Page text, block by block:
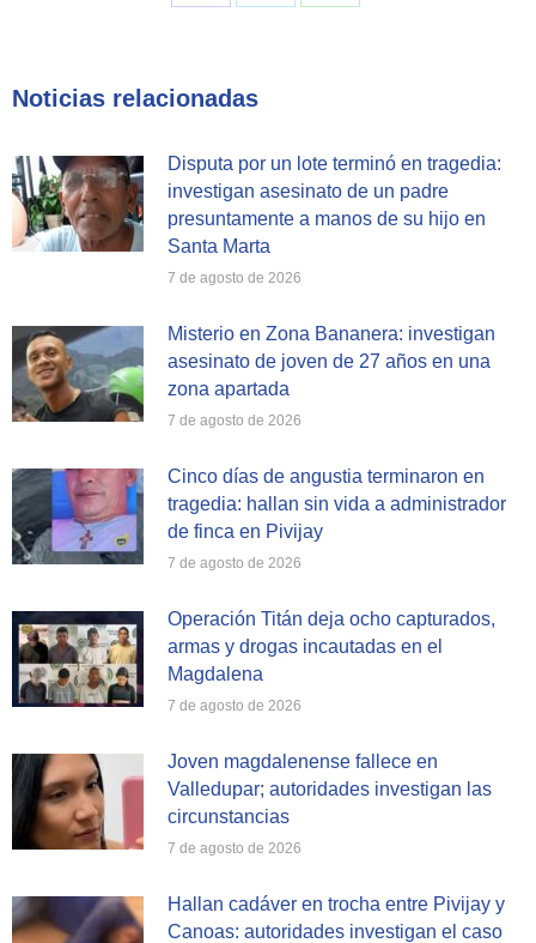
Share
Share
Share
Noticias relacionadas
Disputa por un lote terminó en tragedia:
investigan asesinato de un padre
presuntamente a manos de su hijo en
Santa Marta
7 de agosto de 2026
Misterio en Zona Bananera: investigan
asesinato de joven de 27 años en una
zona apartada
7 de agosto de 2026
Cinco días de angustia terminaron en
tragedia: hallan sin vida a administrador
de finca en Pivijay
7 de agosto de 2026
Operación Titán deja ocho capturados,
armas y drogas incautadas en el
Magdalena
7 de agosto de 2026
Joven magdalenense fallece en
Valledupar; autoridades investigan las
circunstancias
7 de agosto de 2026
Hallan cadáver en trocha entre Pivijay y
Canoas: autoridades investigan el caso